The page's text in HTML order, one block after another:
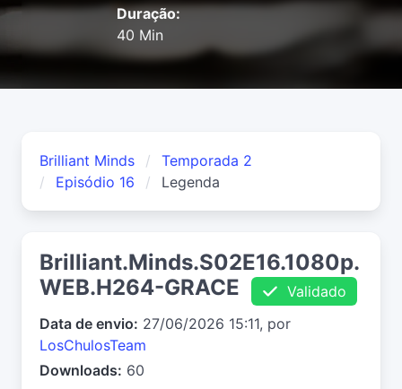
Duração:
40 Min
Brilliant Minds
Temporada 2
Episódio 16
Legenda
Brilliant.Minds.S02E16.1080p.
WEB.H264-GRACE
Validado
Data de envio: 27/06/2026 15:11, por
LosChulosTeam
Downloads: 60